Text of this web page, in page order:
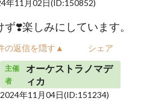
年11月02日(ID:150852)
❣️楽しみにしています。
の返信を隠す▲ シェア
主催
者
オーケストラノマデ
ィカ
2024年11月04日(ID:151234)